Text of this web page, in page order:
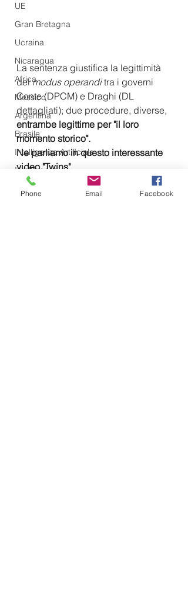
UE
Gran Bretagna
Ucraina
Nicaragua
Africa
Messico
Argentina
Brasile
Intelligenza Artificiale
Intelligence
Controspionaggio
La sentenza giustifica la legittimità
del modus operandi tra i governi
Conte (DPCM) e Draghi (DL
dettagliati); due procedure, diverse,
entrambe legittime per "il loro
momento storico".
Ne parliamo in questo interessante
video "Twins".
Phone Email Facebook